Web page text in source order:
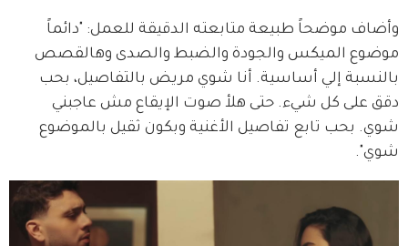
وأضاف موضحاً طبيعة متابعته الدقيقة للعمل: "دائماً
موضوع الميكس والجودة والضبط والصدى وهالقصص
بالنسبة إلي أساسية. أنا شوي مريض بالتفاصيل، بحب
دقق على كل شيء. حتى هلأ صوت الإيقاع مش عاجبني
شوي. بحب تابع تفاصيل الأغنية وبكون ثقيل بالموضوع
شوي".